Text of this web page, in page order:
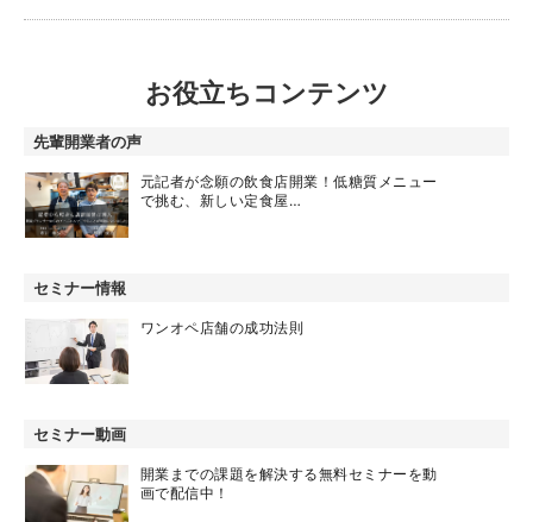
お役立ちコンテンツ
先輩開業者の声
元記者が念願の飲食店開業！低糖質メニュー
で挑む、新しい定食屋…
セミナー情報
ワンオペ店舗の成功法則
セミナー動画
開業までの課題を解決する無料セミナーを動
画で配信中！